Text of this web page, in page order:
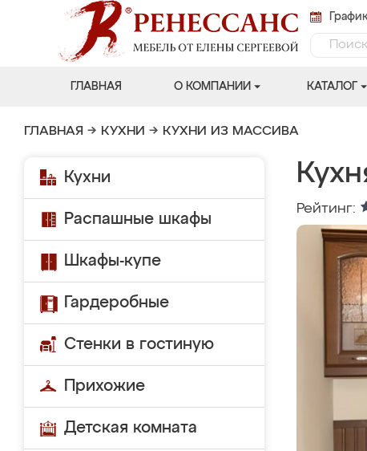
ГЛАВНАЯ О КОМПАНИИ КАТАЛОГ
ГЛАВНАЯ → КУХНИ → КУХНИ ИЗ МАССИВА
Кухни
Распашные шкафы
Шкафы-купе
Гардеробные
Стенки в гостиную
Прихожие
Детская комната
Рейтинг: